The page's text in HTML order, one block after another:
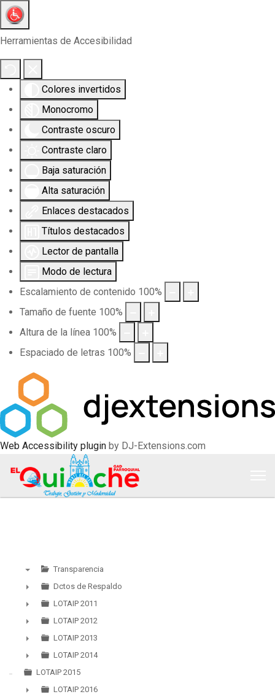
Herramientas de Accesibilidad
Colores invertidos
Monocromo
Contraste oscuro
Contraste claro
Baja saturación
Alta saturación
Enlaces destacados
Títulos destacados
Lector de pantalla
Modo de lectura
Escalamiento de contenido 100%
Tamaño de fuente 100%
Altura de la línea 100%
Espaciado de letras 100%
Web Accessibility plugin by DJ-Extensions.com
▼
Transparencia
►
Dctos de Respaldo
►
LOTAIP 2011
►
LOTAIP 2012
►
LOTAIP 2013
►
LOTAIP 2014
LOTAIP 2015
LOTAIP 2016